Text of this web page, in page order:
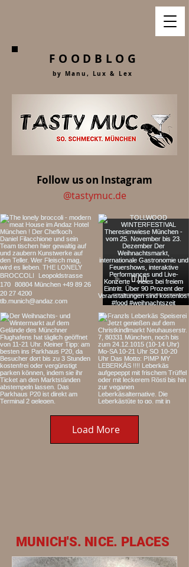
FOODBLOG
by Manu, Lux & Lex
Follow us on Instagram
@tastymuc.de
Load More
MUNICH'S. NICE. PLACES